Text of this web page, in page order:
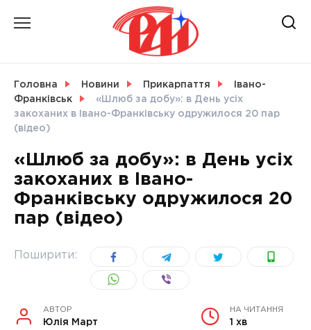
СВІТ
УКРАЇНА
Головна Новини Прикарпаття
Івано-
Франківськ
«Шлюб за добу»: в День усіх
закоханих в Івано-Франківську одружилося 20 пар
(відео)
«Шлюб за добу»: в День усіх
закоханих в Івано-
Франківську одружилося 20
пар (відео)
Поширити:
АВТОР
Юлія Март
НА ЧИТАННЯ
1 хв